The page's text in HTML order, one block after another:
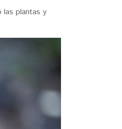
las plantas y